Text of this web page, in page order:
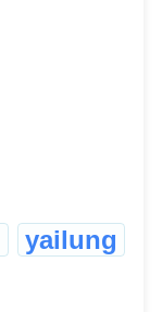
yailung